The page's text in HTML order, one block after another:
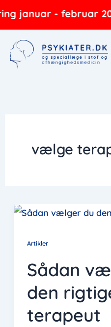
Gå
indholdet
januar - februar
vælge
Artikler
Sådan
den
terapeut